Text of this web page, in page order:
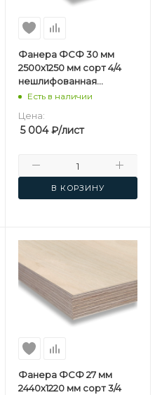
Фанера ФСФ 30 мм
2500х1250 мм сорт 4/4
нешлифованная
березовая
Есть в наличии
Цена:
5 004₽/лист
В КОРЗИНУ
Фанера ФСФ 27 мм
2440х1220 мм сорт 3/4